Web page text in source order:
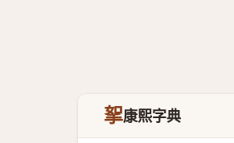
挐康熙字典